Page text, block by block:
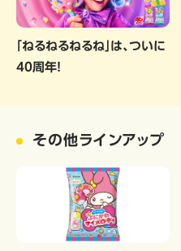
「ねるねるねるね」は、ついに
40周年！
その他ラインアップ